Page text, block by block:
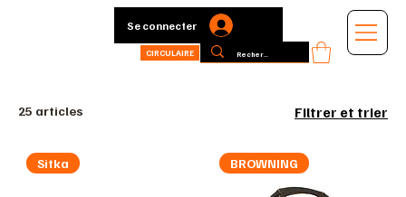
Se connecter
CIRCULAIRE
25 articles Filtrer et trier
Sitka BROWNING